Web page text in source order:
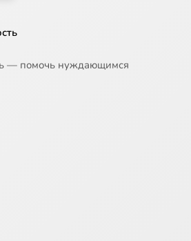
— помочь нуждающимся